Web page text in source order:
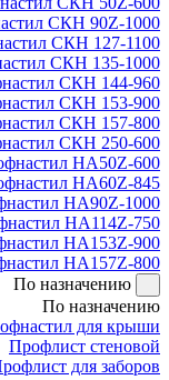
СКН 90Z-1000
СКН 127-1100
СКН 135-1000
СКН 144-960
СКН 153-900
СКН 157-800
СКН 250-600
НА50Z-600
НА60Z-845
НА90Z-1000
НА114Z-750
НА153Z-900
НА157Z-800
По назначению
По назначению
для крыши
Профлист стеновой
для заборов